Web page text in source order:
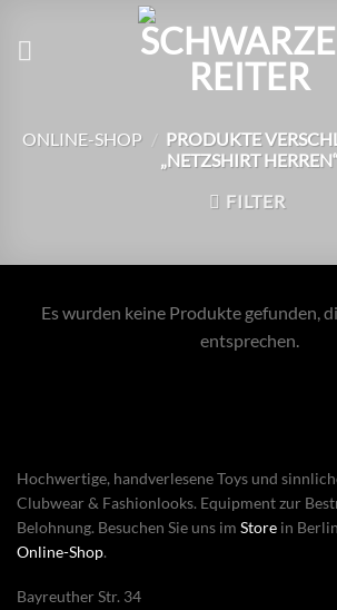
Inhalt
ONLINE-SHOP / PRODUKTE
„NETZSHIRT
FILTER
Es wurden keine Produkte gefunden,
entsprechen.
Hochwertige, handverlesene Toys und
Clubwear & Fashionlooks. Equipment zur
Belohnung. Besuchen Sie uns im Store in
Online-Shop.
Bayreuther Str. 34